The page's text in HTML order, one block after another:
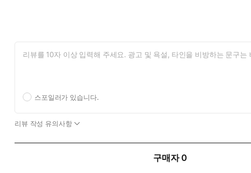
스포일러가 있습니다.
리뷰 작성 유의사항
구매자 0